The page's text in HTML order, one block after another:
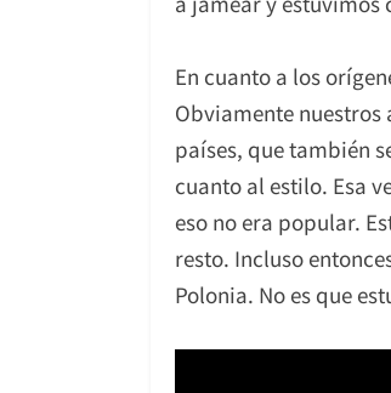
En cuanto a los
Obviamente
países, que también
cuanto al estilo. Esa
eso no era popular.
resto. Incluso
Polonia. No es que